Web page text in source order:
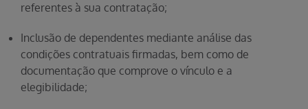
referentes à sua contratação;
Inclusão de dependentes mediante análise das
condições contratuais firmadas, bem como de
documentação que comprove o vínculo e a
elegibilidade;